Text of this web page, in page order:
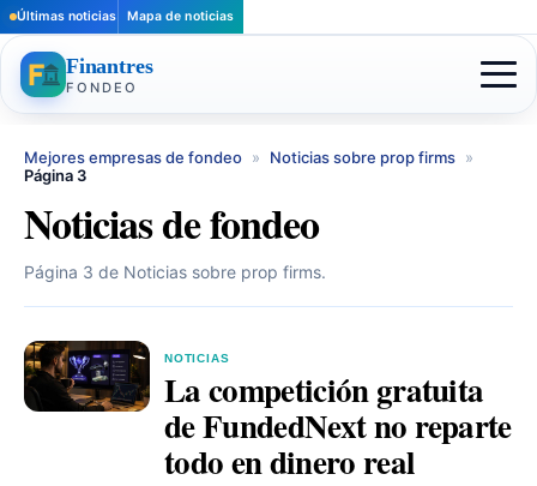
Últimas noticias Mapa de noticias
Finantres
FONDEO
Mejores empresas de fondeo » Noticias sobre prop firms »
Página 3
Noticias de fondeo
Página 3 de Noticias sobre prop firms.
NOTICIAS
La competición gratuita
de FundedNext no reparte
todo en dinero real